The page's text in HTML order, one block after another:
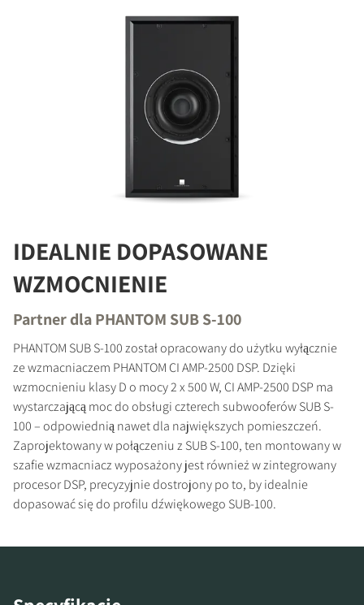
PORÓWNAJ PRODUKTY
IDEALNIE DOPASOWANE
WZMOCNIENIE
Partner dla PHANTOM SUB S-100
PHANTOM SUB S-100 został opracowany do użytku wyłącznie
ze wzmacniaczem PHANTOM CI AMP-2500 DSP. Dzięki
wzmocnieniu klasy D o mocy 2 x 500 W, CI AMP-2500 DSP ma
wystarczającą moc do obsługi czterech subwooferów SUB S-
100 – odpowiednią nawet dla największych pomieszczeń.
Zaprojektowany w połączeniu z SUB S-100, ten montowany w
szafie wzmacniacz wyposażony jest również w zintegrowany
procesor DSP, precyzyjnie dostrojony po to, by idealnie
dopasować się do profilu dźwiękowego SUB-100.